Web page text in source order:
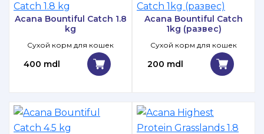
Acana Bountiful Catch 1.8
kg
Сухой корм для кошек
400 mdl
Acana Bountiful Catch
1kg (развес)
Сухой корм для кошек
200 mdl